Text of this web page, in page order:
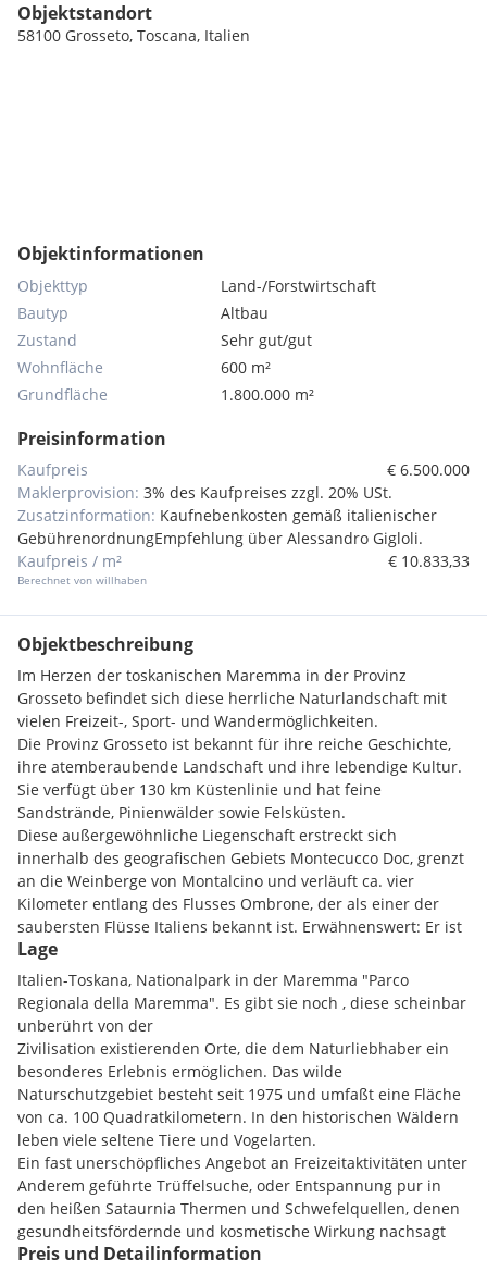
Objektstandort
58100 Grosseto, Toscana, Italien
Objektinformationen
Objekttyp
Land-/Forstwirtschaft
Bautyp
Altbau
Zustand
Sehr gut/gut
Wohnfläche
600 m²
Grundfläche
1.800.000 m²
Preisinformation
Kaufpreis
€ 6.500.000
Maklerprovision: 3% des Kaufpreises zzgl. 20% USt.
Zusatzinformation: Kaufnebenkosten gemäß italienischer
GebührenordnungEmpfehlung über Alessandro Gigloli.
Kaufpreis / m²
Berechnet von willhaben
€ 10.833,33
Objektbeschreibung
Im Herzen der toskanischen Maremma in der Provinz
Grosseto befindet sich diese herrliche Naturlandschaft mit
vielen Freizeit-, Sport- und Wandermöglichkeiten.
Die Provinz Grosseto ist bekannt für ihre reiche Geschichte,
ihre atemberaubende Landschaft und ihre lebendige Kultur.
Sie verfügt über 130 km Küstenlinie und hat feine
Sandstrände, Pinienwälder sowie Felsküsten.
Diese außergewöhnliche Liegenschaft erstreckt sich
innerhalb des geografischen Gebiets Montecucco Doc, grenzt
an die Weinberge von Montalcino und verläuft ca. vier
Kilometer entlang des Flusses Ombrone, der als einer der
saubersten Flüsse Italiens bekannt ist. Erwähnenswert: Er ist
auch ein sehr interessanter Wildwanderfluss in seinem
natürlichen Verlauf.
Der Vermittler ist als Doppelmakler tätig.
Ankaufspesen:Grunderwerbssteuer, Grundbucheintragung
und Vertragserrichtung werden nach Gebührenverordnung
verrechnet,
3 % Maklerhonorar zuzüglich Umsatzsteuer, Spesen.
Dieses Angebot ist unverbindlich, freibleibend,
Zwischenverwertung vorbehalten.
Lage
Italien-Toskana, Nationalpark in der Maremma "Parco
Regionala della Maremma". Es gibt sie noch , diese scheinbar
unberührt von der
Zivilisation existierenden Orte, die dem Naturliebhaber ein
besonderes Erlebnis ermöglichen. Das wilde
Naturschutzgebiet besteht seit 1975 und umfaßt eine Fläche
von ca. 100 Quadratkilometern. In den historischen Wäldern
leben viele seltene Tiere und Vogelarten.
Ein fast unerschöpfliches Angebot an Freizeitaktivitäten unter
Anderem geführte Trüffelsuche, oder Entspannung pur in
den heißen Sataurnia Thermen und Schwefelquellen, denen
gesundheitsfördernde und kosmetische Wirkung nachsagt
wird. Der Besuch ist zudem kostenlos möglich.
Preis und Detailinformation